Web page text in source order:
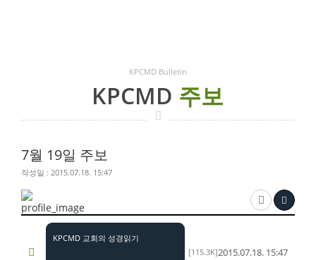
KPCMD Bulletin
KPCMD 주보
7월 19일 주보
작성일 : 2015.07.18. 15:47
KPCMD 교회의 성경읽기
[115.3K]2015.07.18. 15:47